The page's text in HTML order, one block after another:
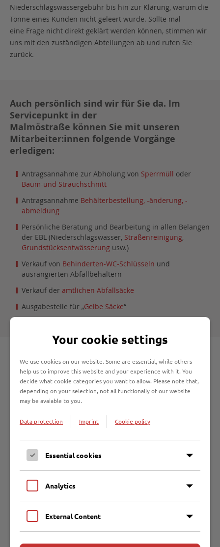
Niederschlagswassergebühr bis hin zur Klärung, warum die
Tonne eines Kunden nicht geleert wurde. Sollte mal
eine Frage nicht direkt geklärt werden können, stimmen wir
uns mit den zuständigen Abteilungen ab und rufen Sie
zurück.
Auch persönlich sind wir für Sie da. Im
Servicepunkt in der
Malmöstraße können Sie mit unseren
Mitarbeiter:innen folgende Vorgänge
erledigen:
Antragsannahme zur Abholung von Sperrmüll oder
Baum-und Strauchschnitt
Antragsannahme Behälterbestellung, -änderung, -
abmeldung
Persönliche Beratung und Bearbeitung in allen Belangen
der EBL (Niederschlagswasser, Straßenreinigung,
Grundstücksentwässerung usw.)
Verkauf von Behinderten-WC-Schlüsseln und
ausrangierten Abfallbehältern
Verkauf der amtlichen Abfallsäcke
Ausgabestelle für „Gelbe Säcke“
Abfallberatung
Mit der Entwicklung einer immer differenzierteren
Abfallwirtschaft bekommt die Abfallberatung einen ganz
neuen Stellenwert. Professionelle Beratung zur
umweltgerechten Abfallentsorgung und Abfallvermeidung
ist das Ziel: Ob es um Tipps zur sachgerechten Entsorgung
von alten Medikamenten, Altbatterien, Altöl, um Fragen zur
Biotonne, den Gelben Säcken oder um Nachfragen zur
Gewerbekunden
Wohnungsbaugesellschaften
und effektiven Abfallkonzept.
Your cookie settings
We use cookies on our website. Some are essential, while others
help us to improve this website and your experience with it. You
decide what cookie categories you want to allow. Please note that,
depending on your selection, not all functionaliy of our website
may be avaiable to you.
Data protection Imprint Cookie policy
Essential cookies
Analytics
External Content